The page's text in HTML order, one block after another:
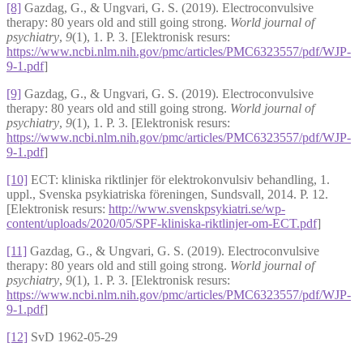
[8] Gazdag, G., & Ungvari, G. S. (2019). Electroconvulsive
therapy: 80 years old and still going strong. World journal of
psychiatry, 9(1), 1. P. 3. [Elektronisk resurs:
https://www.ncbi.nlm.nih.gov/pmc/articles/PMC6323557/pdf/WJP-
9-1.pdf]
[9] Gazdag, G., & Ungvari, G. S. (2019). Electroconvulsive
therapy: 80 years old and still going strong. World journal of
psychiatry, 9(1), 1. P. 3. [Elektronisk resurs:
https://www.ncbi.nlm.nih.gov/pmc/articles/PMC6323557/pdf/WJP-
9-1.pdf]
[10] ECT: kliniska riktlinjer för elektrokonvulsiv behandling, 1.
uppl., Svenska psykiatriska föreningen, Sundsvall, 2014. P. 12.
[Elektronisk resurs: http://www.svenskpsykiatri.se/wp-
content/uploads/2020/05/SPF-kliniska-riktlinjer-om-ECT.pdf]
[11] Gazdag, G., & Ungvari, G. S. (2019). Electroconvulsive
therapy: 80 years old and still going strong. World journal of
psychiatry, 9(1), 1. P. 3. [Elektronisk resurs:
https://www.ncbi.nlm.nih.gov/pmc/articles/PMC6323557/pdf/WJP-
9-1.pdf]
[12] SvD 1962-05-29